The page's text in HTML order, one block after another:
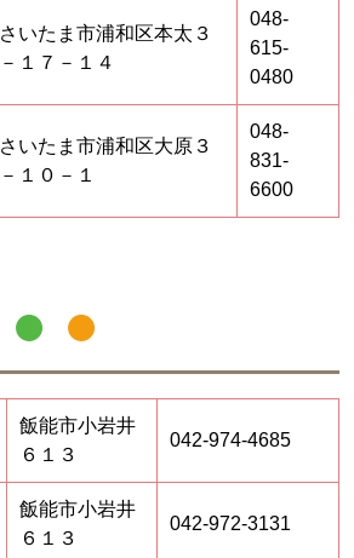
さいたま市浦和区本太３
－１７－１４
048-
615-
0480
さいたま市浦和区大原３
－１０－１
048-
831-
6600
飯能市小岩井
６１３
042-974-4685
飯能市小岩井
６１３
042-972-3131